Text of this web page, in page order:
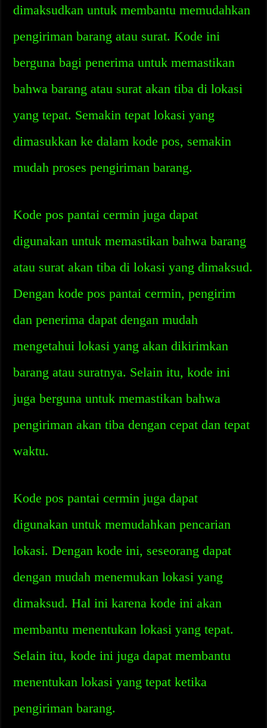
dimaksudkan untuk membantu memudahkan
pengiriman barang atau surat. Kode ini
berguna bagi penerima untuk memastikan
bahwa barang atau surat akan tiba di lokasi
yang tepat. Semakin tepat lokasi yang
dimasukkan ke dalam kode pos, semakin
mudah proses pengiriman barang.
Kode pos pantai cermin juga dapat
digunakan untuk memastikan bahwa barang
atau surat akan tiba di lokasi yang dimaksud.
Dengan kode pos pantai cermin, pengirim
dan penerima dapat dengan mudah
mengetahui lokasi yang akan dikirimkan
barang atau suratnya. Selain itu, kode ini
juga berguna untuk memastikan bahwa
pengiriman akan tiba dengan cepat dan tepat
waktu.
Kode pos pantai cermin juga dapat
digunakan untuk memudahkan pencarian
lokasi. Dengan kode ini, seseorang dapat
dengan mudah menemukan lokasi yang
dimaksud. Hal ini karena kode ini akan
membantu menentukan lokasi yang tepat.
Selain itu, kode ini juga dapat membantu
menentukan lokasi yang tepat ketika
pengiriman barang.